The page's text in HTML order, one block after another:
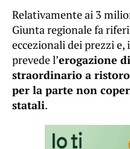
Relativamente ai 3
Giunta regionale fa
eccezionali dei prezzi
prevede l’erogazione
straordinario a ristoro
per la parte non
statali.